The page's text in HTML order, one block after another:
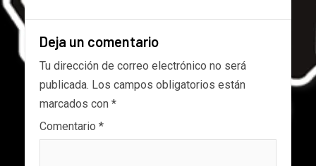
Deja un comentario
Tu dirección de correo electrónico no será
publicada. Los campos obligatorios están
marcados con *
Comentario *